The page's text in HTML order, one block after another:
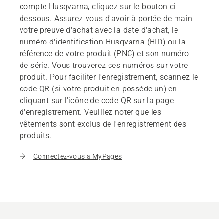
compte Husqvarna, cliquez sur le bouton ci-
dessous. Assurez-vous d'avoir à portée de main
votre preuve d'achat avec la date d'achat, le
numéro d'identification Husqvarna (HID) ou la
référence de votre produit (PNC) et son numéro
de série. Vous trouverez ces numéros sur votre
produit. Pour faciliter l'enregistrement, scannez le
code QR (si votre produit en possède un) en
cliquant sur l'icône de code QR sur la page
d'enregistrement. Veuillez noter que les
vêtements sont exclus de l'enregistrement des
produits.
Connectez-vous à MyPages